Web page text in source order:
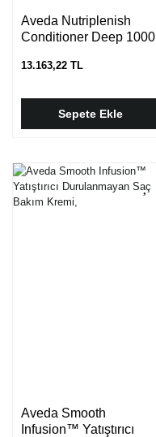
Aveda Nutriplenish
Conditioner Deep 1000
13.163,22 TL
Sepete Ekle
Aveda Smooth
Infusion™ Yatıştırıcı